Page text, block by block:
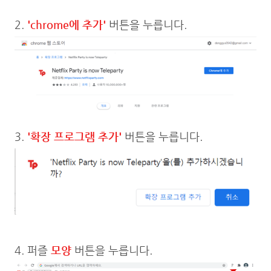
2. 'chrome에 추가' 버튼을 누릅니다.
3. '확장 프로그램 추가' 버튼을 누릅니다.
4. 퍼즐 모양 버튼을 누릅니다.